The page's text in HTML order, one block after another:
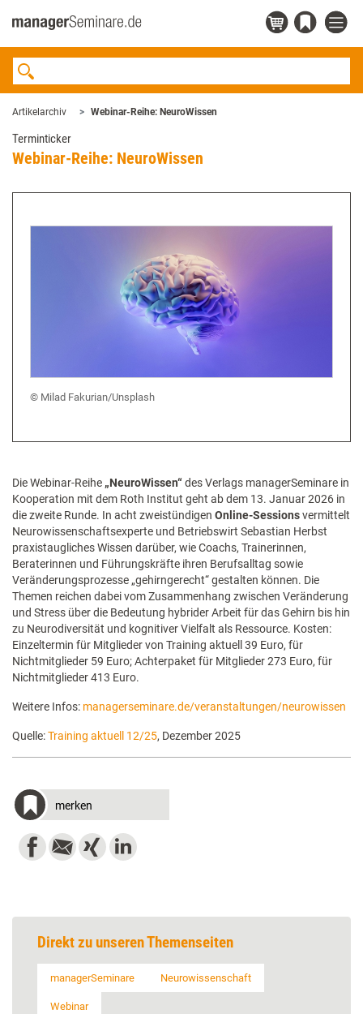
Artikelarchiv Webinar-Reihe: NeuroWissen
Terminticker
Webinar-Reihe: NeuroWissen
Milad Fakurian/Unsplash
Die Webinar-Reihe „NeuroWissen“ des Verlags managerSeminare in
Kooperation mit dem Roth Institut geht ab dem 13. Januar 2026 in
die zweite Runde. In acht zweistündigen Online-Sessionsvermittelt
Neurowissenschaftsexperte und Betriebswirt Sebastian Herbst
praxistaugliches Wissen darüber, wie Coachs, Trainerinnen,
Beraterinnen und Führungskräfte ihren Berufsalltag sowie
Veränderungsprozesse „gehirngerecht“ gestalten können. Die
Themen reichen dabei vom Zusammenhang zwischen Veränderung
und Stress über die Bedeutung hybrider Arbeit für das Gehirn bis hin
zu Neurodiversität und kognitiver Vielfalt als Ressource. Kosten:
Einzeltermin für Mitglieder von Training aktuell 39 Euro, für
Nichtmitglieder 59 Euro; Achterpaket für Mitglieder 273 Euro, für
Nichtmitglieder 413 Euro.
Weitere Infos: managerseminare.de/veranstaltungen/neurowissen
Quelle:Training aktuell 12/25, Dezember 2025
merken
Direkt zu unseren Themenseiten
managerSeminare Neurowissenschaft
Webinar